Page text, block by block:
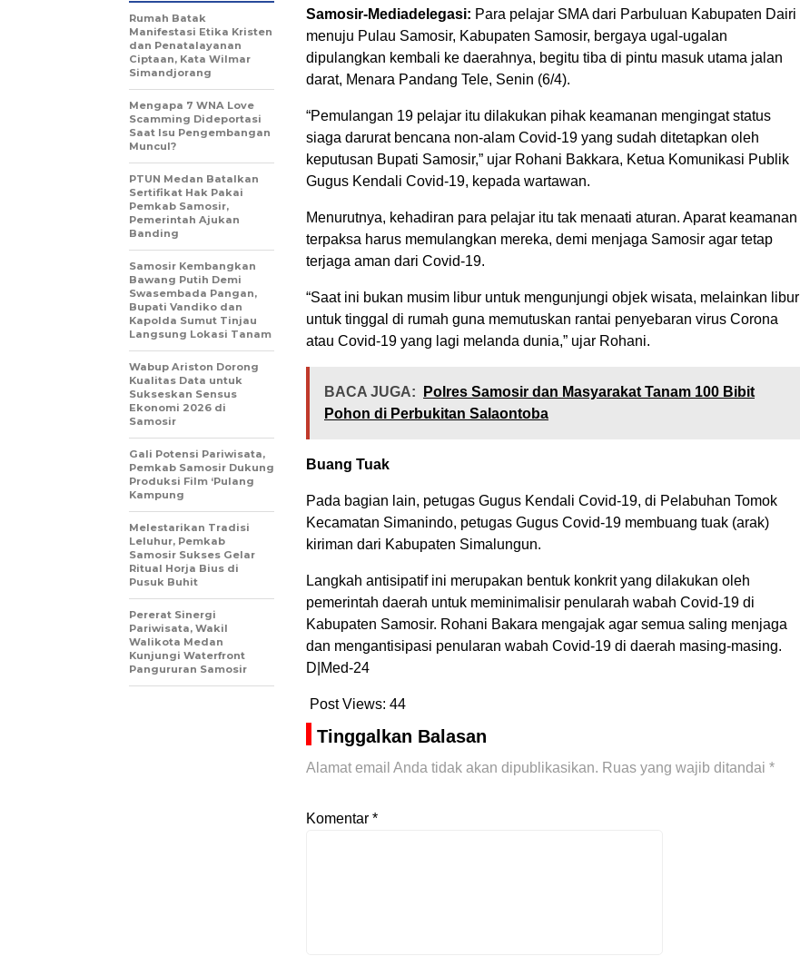
Samosir-Mediadelegasi: Para pelajar SMA dari Parbuluan Kabupaten Dairi
menuju Pulau Samosir, Kabupaten Samosir, bergaya ugal-ugalan
dipulangkan kembali ke daerahnya, begitu tiba di pintu masuk utama jalan
darat, Menara Pandang Tele, Senin (6/4).
“Pemulangan 19 pelajar itu dilakukan pihak keamanan mengingat status
siaga darurat bencana non-alam Covid-19 yang sudah ditetapkan oleh
keputusan Bupati Samosir,” ujar Rohani Bakkara, Ketua Komunikasi Publik
Gugus Kendali Covid-19, kepada wartawan.
Menurutnya, kehadiran para pelajar itu tak menaati aturan. Aparat keamanan
terpaksa harus memulangkan mereka, demi menjaga Samosir agar tetap
terjaga aman dari Covid-19.
“Saat ini bukan musim libur untuk mengunjungi objek wisata, melainkan libur
untuk tinggal di rumah guna memutuskan rantai penyebaran virus Corona
atau Covid-19 yang lagi melanda dunia,” ujar Rohani.
BACA JUGA:
Polres Samosir dan Masyarakat Tanam 100 Bibit
Pohon di Perbukitan Salaontoba
Buang Tuak
Pada bagian lain, petugas Gugus Kendali Covid-19, di Pelabuhan Tomok
Kecamatan Simanindo, petugas Gugus Covid-19 membuang tuak (arak)
kiriman dari Kabupaten Simalungun.
Langkah antisipatif ini merupakan bentuk konkrit yang dilakukan oleh
pemerintah daerah untuk meminimalisir penularah wabah Covid-19 di
Kabupaten Samosir. Rohani Bakara mengajak agar semua saling menjaga
dan mengantisipasi penularan wabah Covid-19 di daerah masing-masing.
D|Med-24
Post Views: 44
Tinggalkan Balasan
Alamat email Anda tidak akan dipublikasikan. Ruas yang wajib ditandai *
Komentar *
Rumah Batak
Manifestasi Etika Kristen
dan Penatalayanan
Ciptaan, Kata Wilmar
Simandjorang
Mengapa 7 WNA Love
Scamming Dideportasi
Saat Isu Pengembangan
Muncul?
PTUN Medan Batalkan
Sertifikat Hak Pakai
Pemkab Samosir,
Pemerintah Ajukan
Banding
Samosir Kembangkan
Bawang Putih Demi
Swasembada Pangan,
Bupati Vandiko dan
Kapolda Sumut Tinjau
Langsung Lokasi Tanam
​Wabup Ariston Dorong
Kualitas Data untuk
Sukseskan Sensus
Ekonomi 2026 di
Samosir
Gali Potensi Pariwisata,
Pemkab Samosir Dukung
Produksi Film ‘Pulang
Kampung
Melestarikan Tradisi
Leluhur, Pemkab
Samosir Sukses Gelar
Ritual Horja Bius di
Pusuk Buhit
Pererat Sinergi
Pariwisata, Wakil
Walikota Medan
Kunjungi Waterfront
Pangururan Samosir